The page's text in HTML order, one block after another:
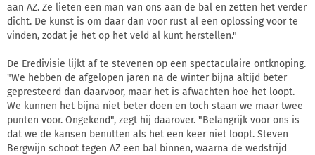
aan AZ. Ze lieten een man van ons aan de bal en zetten het verder
dicht. De kunst is om daar dan voor rust al een oplossing voor te
vinden, zodat je het op het veld al kunt herstellen."
De Eredivisie lijkt af te stevenen op een spectaculaire ontknoping.
"We hebben de afgelopen jaren na de winter bijna altijd beter
gepresteerd dan daarvoor, maar het is afwachten hoe het loopt.
We kunnen het bijna niet beter doen en toch staan we maar twee
punten voor. Ongekend", zegt hij daarover. "Belangrijk voor ons is
dat we de kansen benutten als het een keer niet loopt. Steven
Bergwijn schoot tegen AZ een bal binnen, waarna de wedstrijd